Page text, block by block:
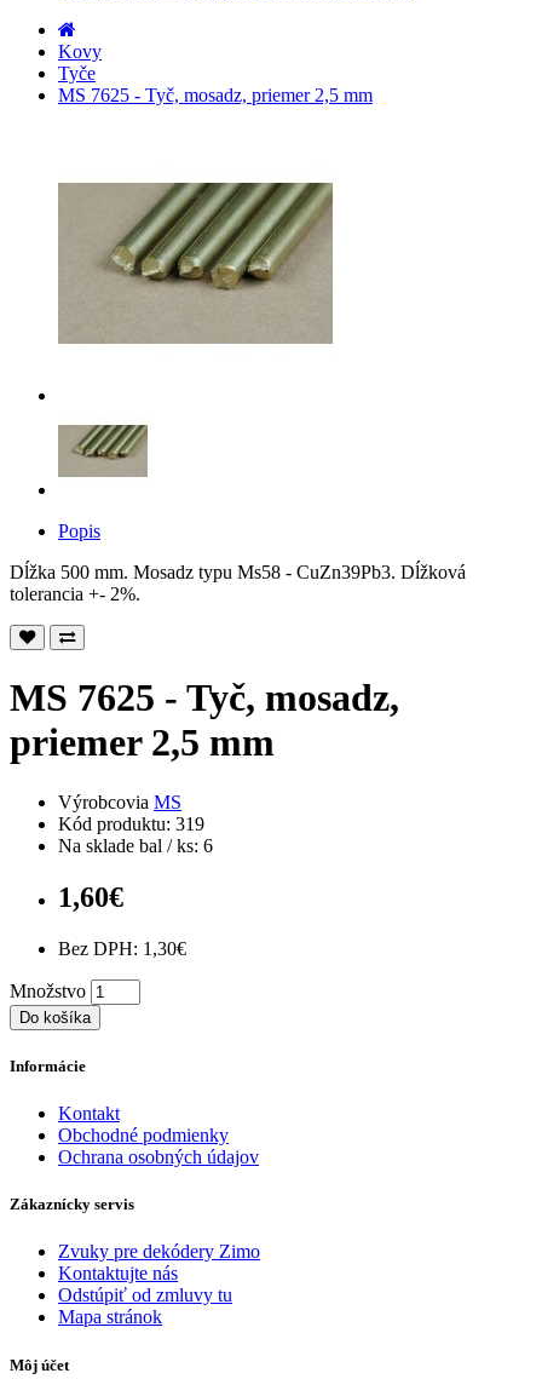
Kovy
Tyče
MS 7625 - Tyč, mosadz, priemer 2,5 mm
Popis
Dĺžka 500 mm. Mosadz typu Ms58 - CuZn39Pb3. Dĺžková
tolerancia +- 2%.
MS 7625 - Tyč, mosadz,
priemer 2,5 mm
Výrobcovia MS
Kód produktu: 319
Na sklade bal / ks: 6
1,60€
Bez DPH: 1,30€
Množstvo
Do košíka
Informácie
Kontakt
Obchodné podmienky
Ochrana osobných údajov
Zákaznícky servis
Zvuky pre dekódery Zimo
Kontaktujte nás
Odstúpiť od zmluvy tu
Mapa stránok
Môj účet